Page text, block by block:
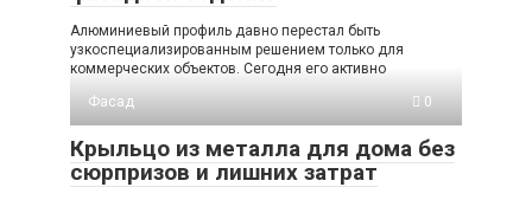
Алюминиевый профиль давно перестал быть
узкоспециализированным решением только для
коммерческих объектов. Сегодня его активно
Фасад
0
Крыльцо из металла для дома без
сюрпризов и лишних затрат